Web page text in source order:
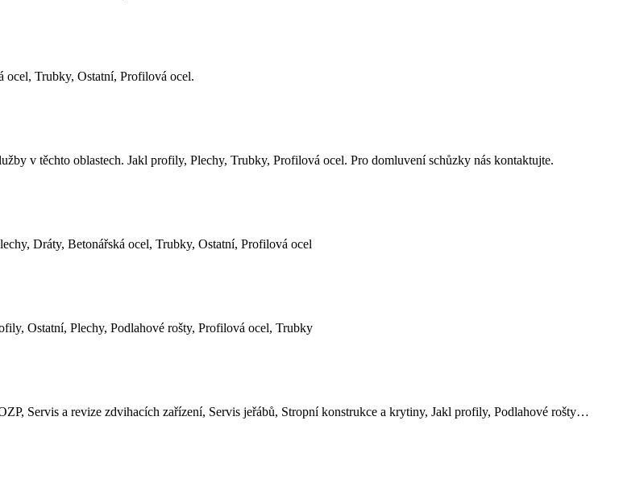
ocel, Trubky, Ostatní, Profilová ocel.
těchto oblastech. Jakl profily, Plechy, Trubky, Profilová ocel. Pro domluvení schůzky nás kontaktujte.
Dráty, Betonářská ocel, Trubky, Ostatní, Profilová ocel
Ostatní, Plechy, Podlahové rošty, Profilová ocel, Trubky
Servis a revize zdvihacích zařízení, Servis jeřábů, Stropní konstrukce a krytiny, Jakl profily, Podlahové rošty…